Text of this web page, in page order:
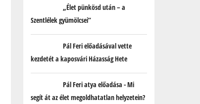
„Élet pünkösd után – a
Szentlélek gyümölcsei”
Pál Feri előadásával vette
kezdetét a kaposvári Házasság Hete
Pál Feri atya előadása - Mi
segít át az élet megoldhatatlan helyzetein?